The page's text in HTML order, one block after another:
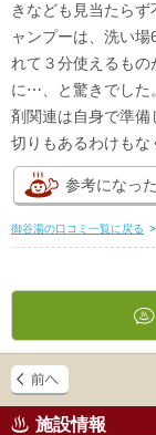
きなども見当たら
ャンプーは、洗い
れて３分使えるも
に⋯、と驚きでした
剤関連は自身で準
切りもあるわけもな
参考になった
御谷湯の口コミ一覧に戻る >
施設情報